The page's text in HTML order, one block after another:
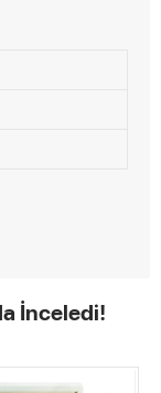
İnceledi!